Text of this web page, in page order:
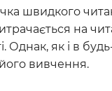
швидкого
на
Однак, як і в
вивчення.